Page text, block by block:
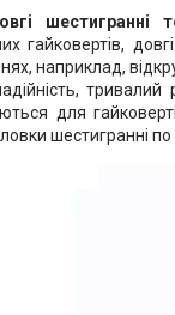
шестигранні
гайковертів,
наприклад,
для
шестигранні по